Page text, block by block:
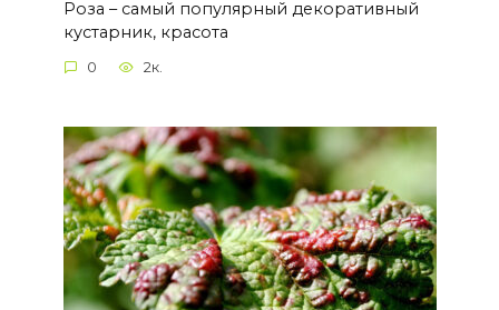
Роза – самый популярный декоративный
кустарник, красота
0 2к.